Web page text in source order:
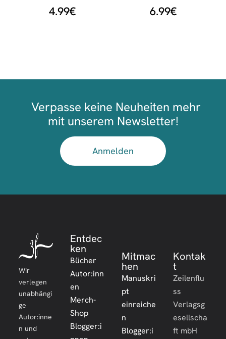
4.99€ 6.99€
Verpasse keine Neuheiten mehr
mit unserem Newsletter!
Anmelden
Wir
verlegen
unabhängi
ge
Autor:inne
n und
Entdec
ken
Bücher
Autor:inn
en
Merch-
Shop
Blogger:i
Mitmac
hen
Manuskri
pt
einreiche
n
Blogger:i
Kontak
t
Zeilenflu
ss
Verlagsg
esellscha
ft mbH